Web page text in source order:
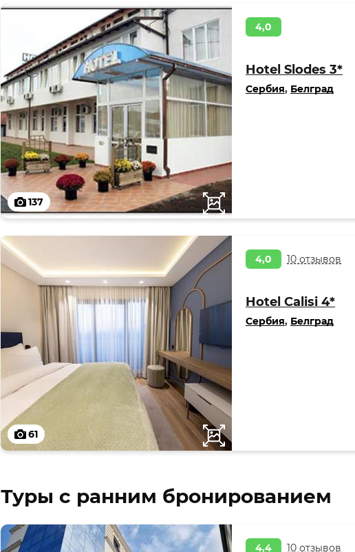
137
4,0
Hotel Slodes 3*
Сербия, Белград
61
4,0 10 отзывов
Hotel Calisi 4*
Сербия, Белград
Туры с ранним бронированием
4,4 10 отзывов